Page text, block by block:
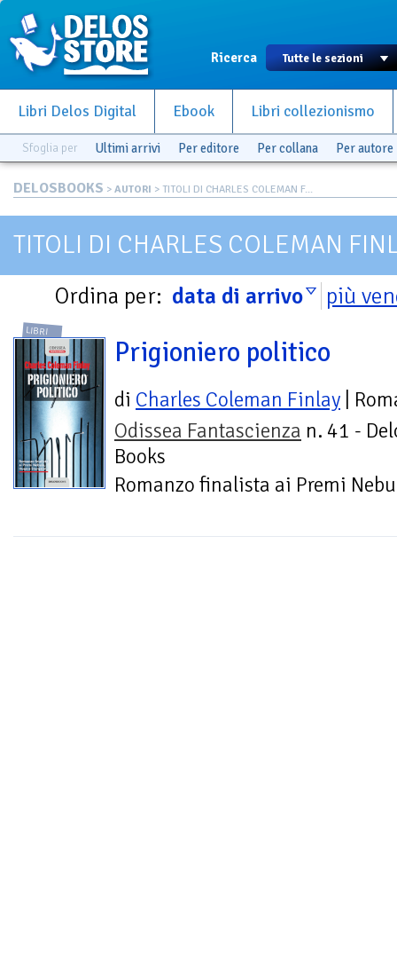
Ricerca
Libri Delos Digital Ebook Libri collezionismo
Sfoglia per Ultimi arrivi Per editore Per collana Per autore
DELOSBOOKS > AUTORI > TITOLI DI CHARLES COLEMAN F...
TITOLI DI CHARLES COLEMAN
Ordina per: data di arrivo più
LIBRI
Prigioniero politico
di Charles Coleman Finlay |
Odissea Fantascienza n. 41 -
Books
Romanzo finalista ai Premi